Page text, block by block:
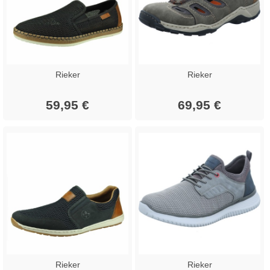
Rieker
59,95 €
Rieker
69,95 €
Rieker Rieker